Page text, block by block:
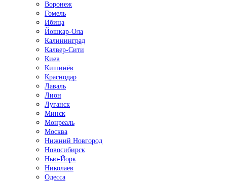
Воронеж
Гомель
Ибица
Йошкар-Ола
Калининград
Калвер-Сити
Киев
Кишинёв
Краснодар
Лаваль
Лион
Луганск
Минск
Монреаль
Москва
Нижний Новгород
Новосибирск
Нью-Йорк
Николаев
Одесса